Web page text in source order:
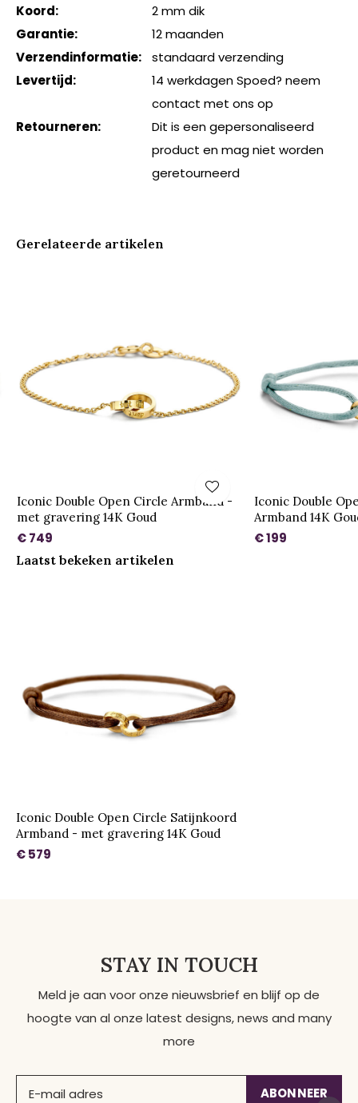
Koord:
2 mm dik
Garantie:
12 maanden
Verzendinformatie:
standaard verzending
Levertijd:
14 werkdagen Spoed? neem
contact met ons op
Retourneren:
Dit is een gepersonaliseerd
product en mag niet worden
geretourneerd
Gerelateerde artikelen
Iconic Double Open Circle Armband -
met gravering 14K Goud
€ 749
Iconic Double
Armband 14K
€ 199
Laatst bekeken artikelen
Iconic Double Open Circle Satijnkoord
Armband - met gravering 14K Goud
€ 579
STAY IN TOUCH
Meld je aan voor onze nieuwsbrief en blijf op de
hoogte van al onze latest designs, news and many
more
ABONNEER